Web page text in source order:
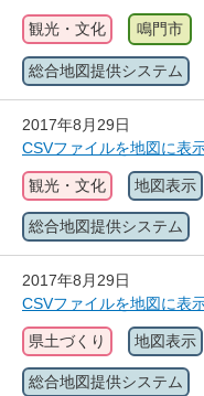
観光・文化 鳴門市
総合地図提供システム
2017年8月29日
CSVファイルを地図に表
観光・文化 地図表示
総合地図提供システム
2017年8月29日
CSVファイルを地図に表
県土づくり 地図表示
総合地図提供システム